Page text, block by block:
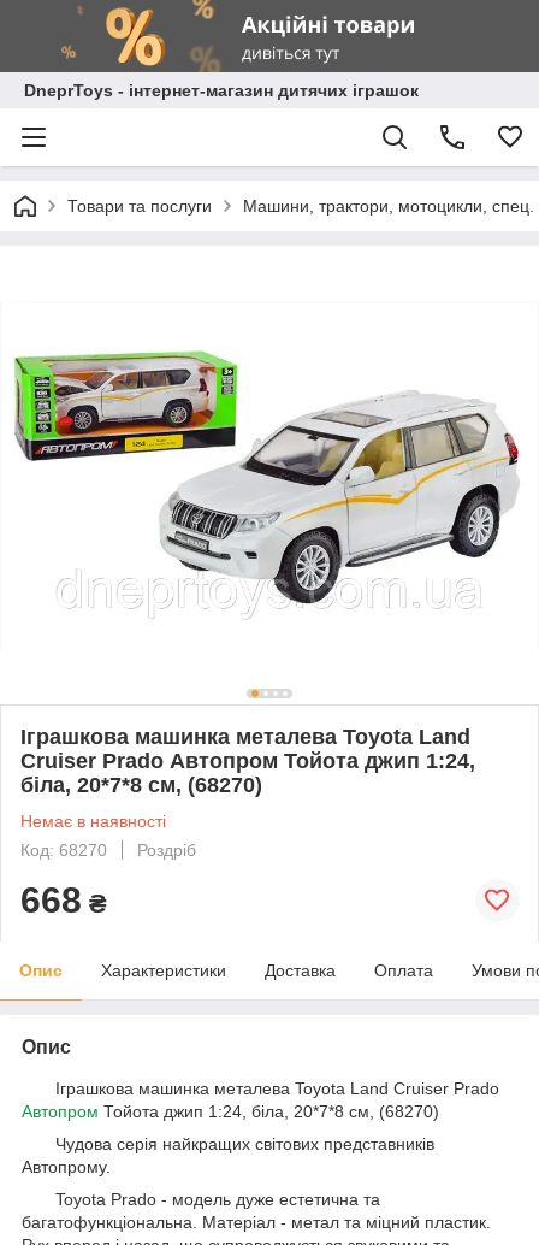
DneprToys - інтернет-магазин дитячих іграшок
Товари та послуги Машини, трактори, мотоцикли, спец.
Іграшкова машинка металева Toyota Land
Cruiser Prado Автопром Тойота джип 1:24,
біла, 20*7*8 см, (68270)
Немає в наявності
Код: 68270
Роздріб
668 ₴
Опис Характеристики Доставка Оплата Умови
Опис
Іграшкова машинка металева Toyota Land Cruiser Prado
Автопром Тойота джип 1:24, біла, 20*7*8 см, (68270)
Чудова серія найкращих світових представників
Автопрому.
Toyota Prado - модель дуже естетична та
багатофункціональна. Матеріал - метал та міцний пластик.